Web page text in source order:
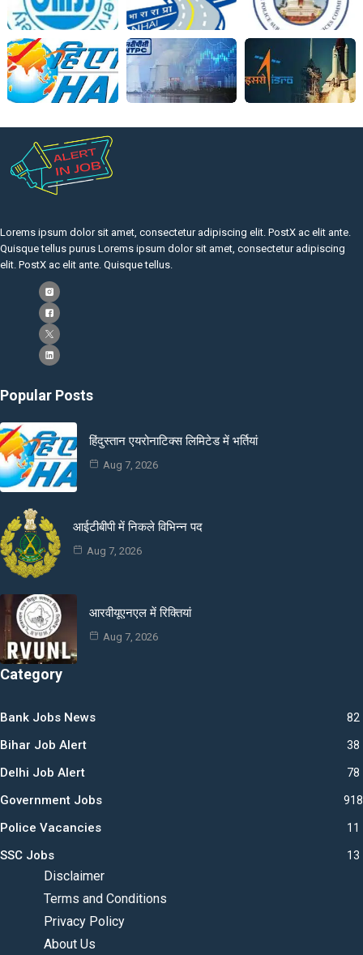
Lorems ipsum dolor sit amet, consectetur adipiscing elit. PostX ac elit ante.
Quisque tellus purus Lorems ipsum dolor sit amet, consectetur adipiscing
elit. PostX ac elit ante. Quisque tellus.
Popular Posts
हिंदुस्तान एयरोनाटिक्स लिमिटेड में भर्तियां
Aug 7, 2026
आईटीबीपी में निकले विभिन्न पद
Aug 7, 2026
आरवीयूएनएल में रिक्तियां
Aug 7, 2026
Category
Bank Jobs News 82
Bihar Job Alert 38
Delhi Job Alert 78
Government Jobs 918
Police Vacancies 11
SSC Jobs 13
Disclaimer
Terms and Conditions
Privacy Policy
About Us